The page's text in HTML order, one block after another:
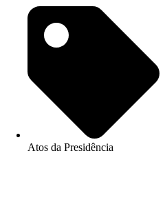
Atos da Presidência